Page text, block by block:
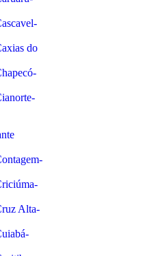
do
Alta-